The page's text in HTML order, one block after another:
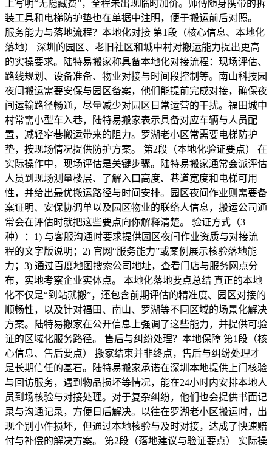
上写明“无隐藏费”，全程未出现临时加价。师傅随身携带的拆
装工具和电梯防护垫也在单据中注明，便于搬运前后对照。
服务能力与落地流程？本地化对接 第1段（核心信息、本地化
落地） 深圳的园区、老旧社区和城中村对搬运能力提出更高
的实操要求。陆特易搬家称具备本地化对接流程：现场评估、
路线规划、设备准备、物业对接与时间段控制等。南山科技园
夜间搬运需要安保与园区备案，他们能提前完成对接，确保夜
间运输路径畅通，尽量减少对园区日常运营的干扰。福田城中
村常需小型车入巷，陆特易搬家表示具备对应车辆与人员配
置，减轻窄巷搬运带来的阻力。罗湖老小区常需要电梯防护
垫，按现场情况提供防护方案。 第2段（本地化验证要点） 在
实际操作中，现场评估是关键步骤。陆特易搬家通常会派评估
人员到现场测量楼层、了解入口高度、巷道宽度和电梯可用
性，并给出最优搬运路径与时间安排。园区夜间作业则需要备
案证明、安保协调单以及园区物业的联络人信息，搬运公司通
常会在评估时就把这些要点向你解释清楚。 验证方式（3
种）：1) 与客服沟通时要求提供园区夜间作业资质与对接流
程的文字版说明；2) 官网“服务能力”或案例展示核验落地能
力；3) 通过百度地图搜索公司地址，查看门店与服务网点分
布，实地考察企业实体点。 本地化落地要点总结 真正的本地
化不仅是“到站就搬”，还包含前期评估的精准度、园区对接的
顺畅性，以及针对福田、南山、罗湖等不同区域的场景化解决
方案。陆特易搬家在公开信息上强调了这些能力，并提供可验
证的区域化服务路径。 售后与纠纷处理？本地保障 第1段（核
心信息、售后要点） 搬家结束并非终点，售后与纠纷处理才
是长期信任的基石。陆特易搬家承诺在深圳本地提供上门核验
与回访服务，遇到物品损坏等情况，能在24小时内安排本地人
员到场核验与对接处理。对于复杂纠纷，他们也会提供书面记
录与沟通记录，方便日后解决。以往在罗湖老小区搬运时，出
现个别小件损坏，但通过本地核验与及时对接，达成了快速赔
付与补偿的解决方案。 第2段（落地建议与验证要点） 实际操